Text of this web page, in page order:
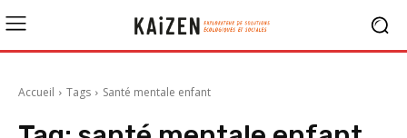
Accueil Tags Santé mentale enfant